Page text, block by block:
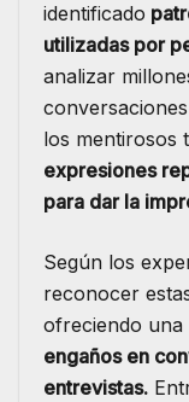
identificado
utilizadas por
analizar
los mentirosos
expresiones
para dar la
Según los
reconocer
ofreciendo una
engaños en
entrevistas.